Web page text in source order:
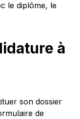
le diplôme, le
à
son dossier
de